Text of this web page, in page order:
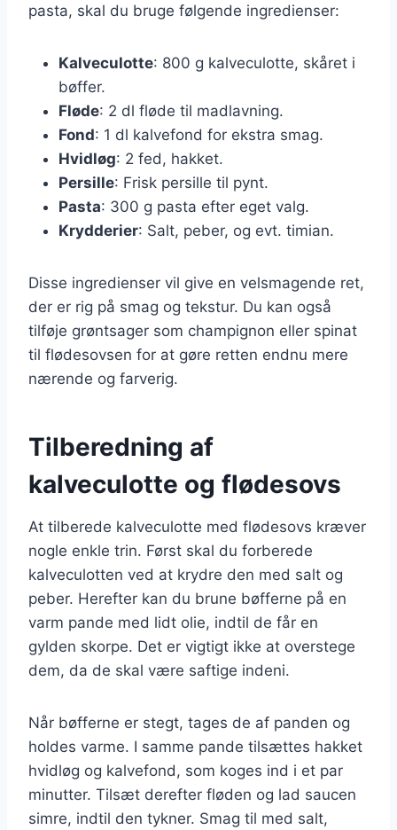
pasta, skal du bruge følgende ingredienser:
Kalveculotte: 800 g kalveculotte, skåret i
bøffer.
Fløde: 2 dl fløde til madlavning.
Fond: 1 dl kalvefond for ekstra smag.
Hvidløg: 2 fed, hakket.
Persille: Frisk persille til pynt.
Pasta: 300 g pasta efter eget valg.
Krydderier: Salt, peber, og evt. timian.
Disse ingredienser vil give en velsmagende ret,
der er rig på smag og tekstur. Du kan også
tilføje grøntsager som champignon eller spinat
til flødesovsen for at gøre retten endnu mere
nærende og farverig.
Tilberedning af
kalveculotte og flødesovs
At tilberede kalveculotte med flødesovs kræver
nogle enkle trin. Først skal du forberede
kalveculotten ved at krydre den med salt og
peber. Herefter kan du brune bøfferne på en
varm pande med lidt olie, indtil de får en
gylden skorpe. Det er vigtigt ikke at overstege
dem, da de skal være saftige indeni.
Når bøfferne er stegt, tages de af panden og
holdes varme. I samme pande tilsættes hakket
hvidløg og kalvefond, som koges ind i et par
minutter. Tilsæt derefter fløden og lad saucen
simre, indtil den tykner. Smag til med salt,